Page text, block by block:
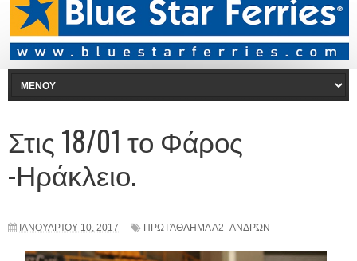
Στις 18/01 το Φάρος
-Ηράκλειο.
ΙΑΝΟΥΑΡΊΟΥ 10, 2017 ΠΡΩΤΆΘΛΗΜΑ Α2 -ΑΝΔΡΏΝ